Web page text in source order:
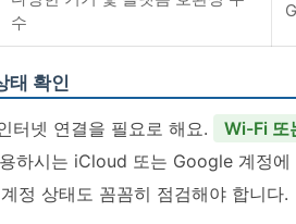
수
태 확인
터넷 연결을 필요로 해요.
Wi-Fi 또
하시는 iCloud 또는 Google 계정
정 상태도 꼼꼼히 점검해야 합니다.